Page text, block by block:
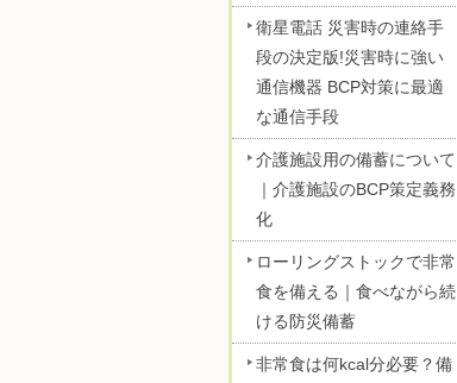
衛星電話 災害時の連絡手
段の決定版!災害時に強い
通信機器 BCP対策に最適
な通信手段
介護施設用の備蓄について
｜介護施設のBCP策定義務
化
ローリングストックで非常
食を備える｜食べながら続
ける防災備蓄
非常食は何kcal分必要？備